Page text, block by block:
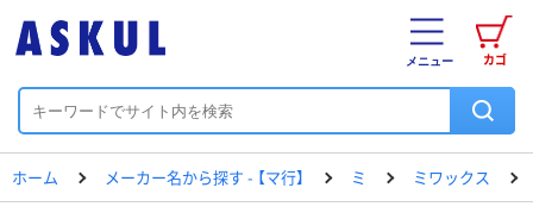
カゴ
メニュー
ホーム メーカー名から探す - 【マ行】 ミ ミワックス